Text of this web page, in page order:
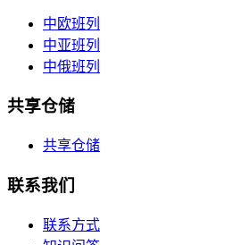
中欧班列
中亚班列
中俄班列
共享仓储
共享仓储
联系我们
联系方式